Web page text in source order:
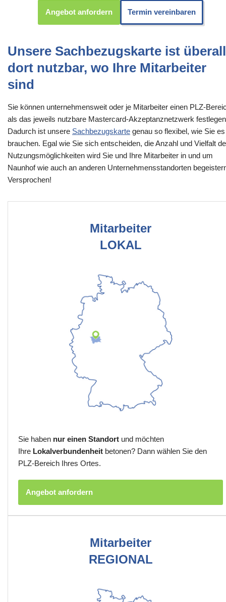
Angebot anfordern Termin vereinbaren
Unsere Sachbezugskarte ist überall
dort nutzbar, wo Ihre Mitarbeiter
sind
Sie können unternehmensweit oder je Mitarbeiter einen PLZ-
als das jeweils nutzbare Mastercard-Akzeptanznetzwerk
Dadurch ist unsere Sachbezugskarte genau so flexibel, wie Sie es
brauchen. Egal wie Sie sich entscheiden, die Anzahl und Vielfalt
Nutzungsmöglichkeiten wird Sie und Ihre Mitarbeiter in und um
Naunhof wie auch an anderen Unternehmensstandorten
Versprochen!
Mitarbeiter
LOKAL
Sie haben nur einen Standort und möchten
Ihre Lokalverbundenheit betonen? Dann wählen Sie den
PLZ-Bereich Ihres Ortes.
Angebot anfordern
Mitarbeiter
REGIONAL